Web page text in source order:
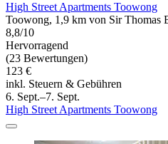
High Street Apartments Toowong
Toowong, 1,9 km von Sir Thomas
8,8/10
Hervorragend
(23 Bewertungen)
123 €
inkl. Steuern & Gebühren
6. Sept.–7. Sept.
High Street Apartments Toowong